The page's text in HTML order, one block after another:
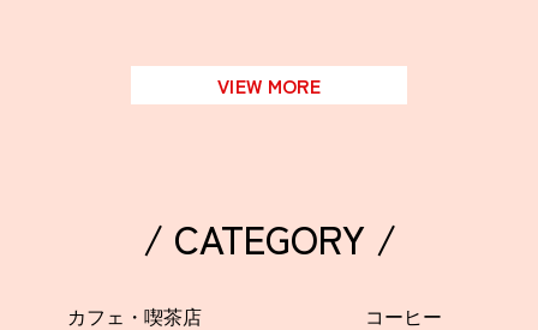
VIEW MORE
/ CATEGORY /
カフェ・喫茶店 コーヒー